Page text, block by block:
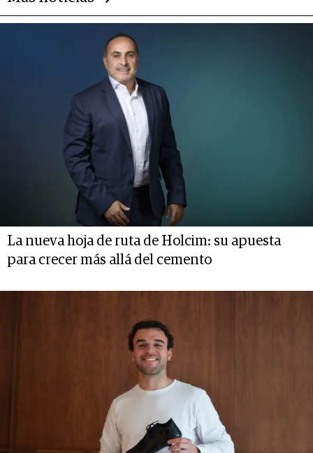
La nueva hoja de ruta de Holcim: su apuesta
para crecer más allá del cemento